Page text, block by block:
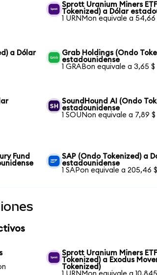
Sprott Uranium Miners
Tokenized) a Dólar
1 URNMon equivale a 54,66
a Dólar
Grab Holdings (Ondo
estadounidense
1 GRABon equivale a 3,65 $
SoundHound AI (Ondo
estadounidense
1 SOUNon equivale a 7,89 $
Fund
SAP (Ondo Tokenized) a
estadounidense
1 SAPon equivale a 205,46 $
Sprott Uranium Miners
Tokenized) a Exodus
Tokenized)